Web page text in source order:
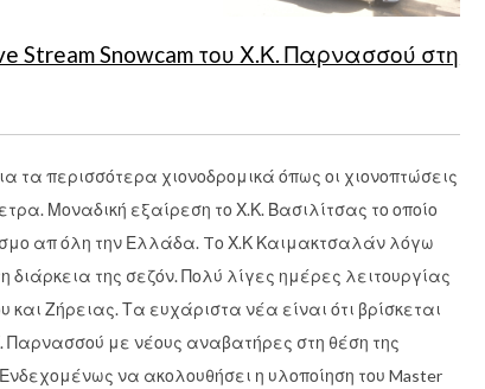
Stream Snowcam του Χ.Κ. Παρνασσού στη
τα περισσότερα χιονοδρομικά όπως οι χιονοπτώσεις
Μοναδική εξαίρεση το Χ.Κ. Βασιλίτσας το οποίο
απ όλη την Ελλάδα. Tο Χ.Κ Καιμακτσαλάν λόγω
διάρκεια της σεζόν. Πολύ λίγες ημέρες λειτουργίας
Ζήρειας. Τα ευχάριστα νέα είναι ότι βρίσκεται
με νέους αναβατήρες στη θέση της
να ακολουθήσει η υλοποίηση του Master